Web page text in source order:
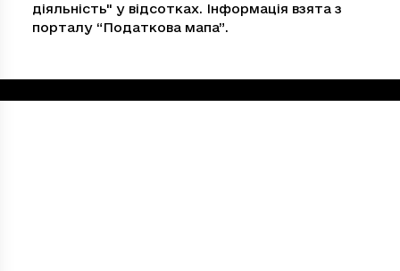
дiяльнiсть" у відсотках. Інформація взята з
порталу “Податкова мапа”.